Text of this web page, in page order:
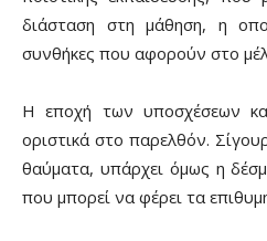
διάσταση στη μάθηση, η
συνθήκες που αφορούν στο
Η εποχή των υποσχέσεων
οριστικά στο παρελθόν.
θαύματα, υπάρχει όμως η
που μπορεί να φέρει τα